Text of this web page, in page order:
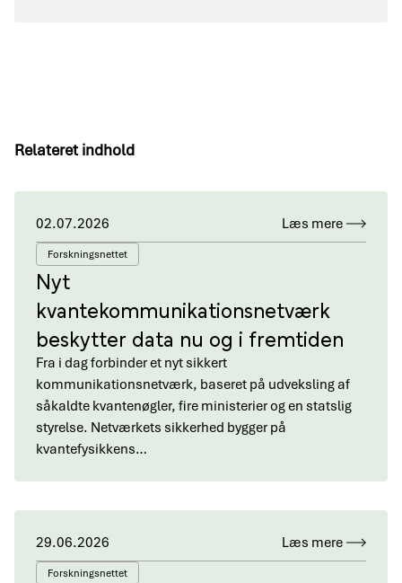
Relateret indhold
02.07.2026 Læs mere
Forskningsnettet
Nyt
kvantekommunikationsnetværk
beskytter data nu og i fremtiden
Fra i dag forbinder et nyt sikkert
kommunikationsnetværk, baseret på udveksling af
såkaldte kvantenøgler, fire ministerier og en statslig
styrelse. Netværkets sikkerhed bygger på
kvantefysikkens…
29.06.2026 Læs mere
Forskningsnettet